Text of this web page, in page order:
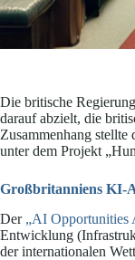
Die britische
darauf abzielt, die
Zusammenhang
unter dem Projekt
Großbritanniens KI-
Der „AI Opportunities
Entwicklung
der internationalen